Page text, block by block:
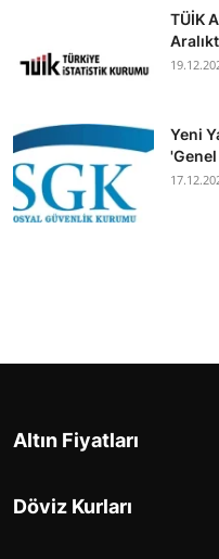
TÜİK
Yeni
'Genel
Altın Fiyatları
Döviz Kurları